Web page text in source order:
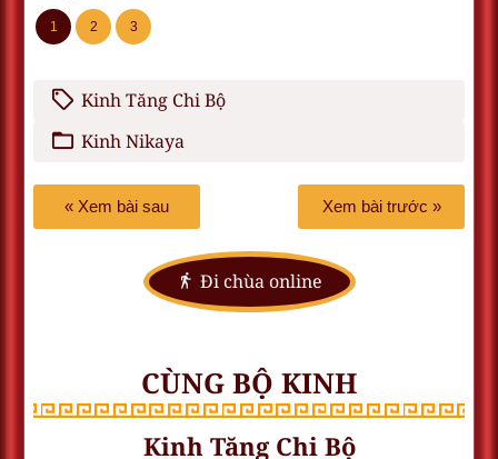
1 2 3
Kinh Tăng Chi Bộ
Kinh Nikaya
« Xem bài sau Xem bài trước »
Đi chùa online
CÙNG BỘ KINH
Kinh Tăng Chi Bộ